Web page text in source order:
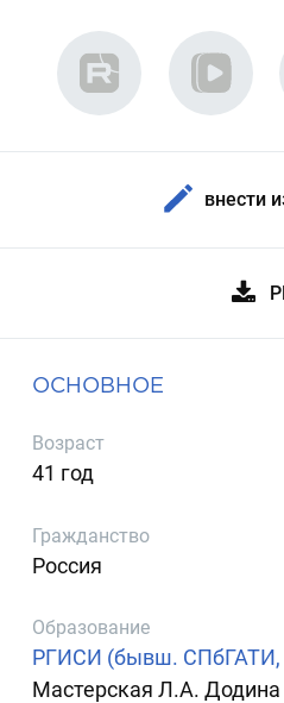
внести
ОСНОВНОЕ
Возраст
41 год
Гражданство
Россия
Образование
РГИСИ (бывш.
Мастерская Л.А. Додина